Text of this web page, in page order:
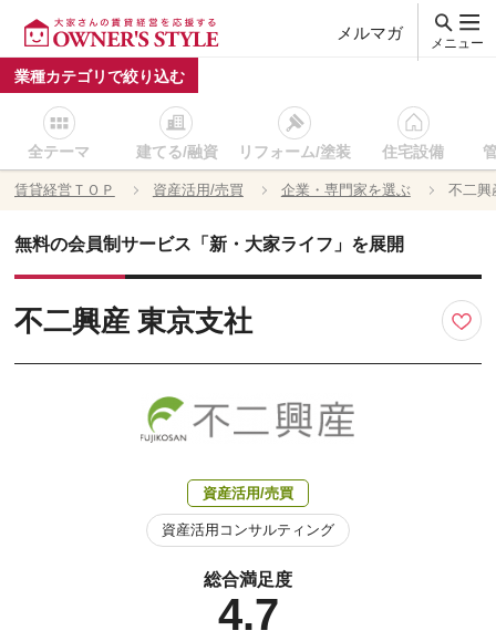
メルマガ
メニュー
業種カテゴリで絞り込む
全テーマ 建てる/融資 リフォーム/塗装 住宅設備
賃貸経営ＴＯＰ 資産活用/売買 企業・専門家を選ぶ 不二興
無料の会員制サービス「新・大家ライフ」を展開
不二興産 東京支社
資産活用/売買
資産活用コンサルティング
総合満足度
4.7